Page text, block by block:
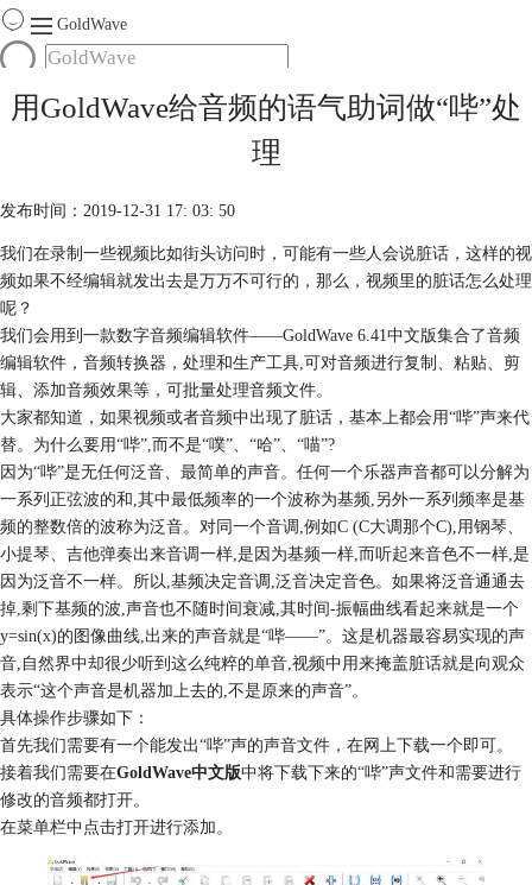
GoldWave
首页
产品
购买
用GoldWave给音频的语气助词做“哔”处
理
发布时间：2019-12-31 17: 03: 50
我们在录制一些视频比如街头访问时，可能有一些人会说脏话，这样的视
频如果不经编辑就发出去是万万不可行的，那么，视频里的脏话怎么处理
呢？
我们会用到一款数字音频编辑软件——GoldWave 6.41中文版集合了音频
编辑软件，音频转换器，处理和生产工具,可对音频进行复制、粘贴、剪
辑、添加音频效果等，可批量处理音频文件。
大家都知道，如果视频或者音频中出现了脏话，基本上都会用“哔”声来代
替。为什么要用“哔”,而不是“噗”、“哈”、“喵”?
因为“哔”是无任何泛音、最简单的声音。任何一个乐器声音都可以分解为
一系列正弦波的和,其中最低频率的一个波称为基频,另外一系列频率是基
频的整数倍的波称为泛音。对同一个音调,例如C (C大调那个C),用钢琴、
小提琴、吉他弹奏出来音调一样,是因为基频一样,而听起来音色不一样,是
因为泛音不一样。所以,基频决定音调,泛音决定音色。如果将泛音通通去
掉,剩下基频的波,声音也不随时间衰减,其时间-振幅曲线看起来就是一个
y=sin(x)的图像曲线,出来的声音就是“哔——”。这是机器最容易实现的声
音,自然界中却很少听到这么纯粹的单音,视频中用来掩盖脏话就是向观众
表示“这个声音是机器加上去的,不是原来的声音”。
具体操作步骤如下：
首先我们需要有一个能发出“哔”声的声音文件，在网上下载一个即可。
接着我们需要在GoldWave中文版中将下载下来的“哔”声文件和需要进行
修改的音频都打开。
在菜单栏中点击打开进行添加。